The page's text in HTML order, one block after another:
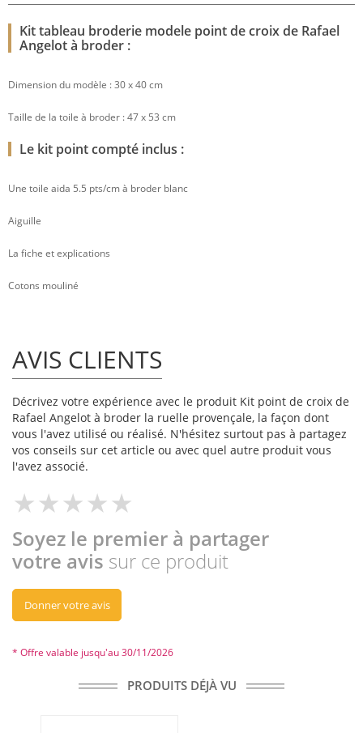
Kit tableau broderie modele point de croix de Rafael
Angelot à broder :
Dimension du modèle : 30 x 40 cm
Taille de la toile à broder : 47 x 53 cm
Le kit point compté inclus :
Une toile aida 5.5 pts/cm à broder blanc
Aiguille
La fiche et explications
Cotons mouliné
AVIS CLIENTS
Décrivez votre expérience avec le produit Kit point de croix de
Rafael Angelot à broder la ruelle provençale, la façon dont
vous l'avez utilisé ou réalisé. N'hésitez surtout pas à partagez
vos conseils sur cet article ou avec quel autre produit vous
l'avez associé.
Soyez le premier à partager
votre avis sur ce produit
Donner votre avis
* Offre valable jusqu'au 30/11/2026
PRODUITS DÉJÀ VU